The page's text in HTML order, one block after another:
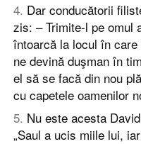
4. Dar conducătorii
zis: – Trimite-l pe omul
întoarcă la locul în
ne devină duşman în
el să se facă din nou
cu capetele oamenilor
5. Nu este acesta
„Saul a ucis miile lui,